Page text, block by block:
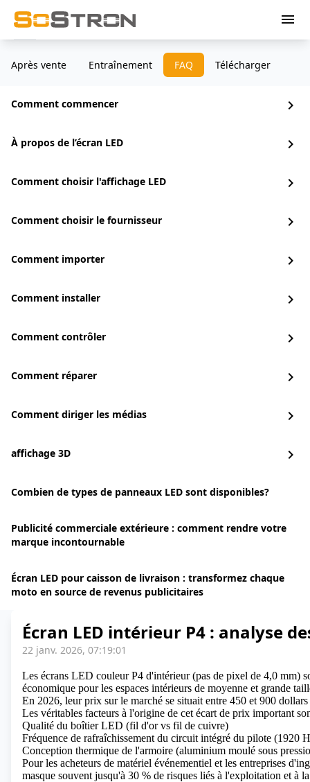
menu
Après vente Entraînement FAQ Télécharger
Comment commencer chevron_right
À propos de l’écran LED chevron_right
Comment choisir l'affichage LED chevron_right
Comment choisir le fournisseur chevron_right
Comment importer chevron_right
Comment installer chevron_right
Comment contrôler chevron_right
Comment réparer chevron_right
Comment diriger les médias chevron_right
affichage 3D chevron_right
Combien de types de panneaux LED sont disponibles?
Publicité commerciale extérieure : comment rendre votre
marque incontournable
Écran LED pour caisson de livraison : transformez chaque
moto en source de revenus publicitaires
Écran LED intérieur P4 : analyse
22 janv. 2026, 07:19:01
Les écrans LED couleur P4 d'intérieur (pas de pixel de 4,0 mm)
économique pour les espaces intérieurs de moyenne et grande
En 2026, leur prix sur le marché se situait entre 450 et 900 dollars
Les véritables facteurs à l'origine de cet écart de prix important
Qualité du boîtier LED (fil d'or vs fil de cuivre)
Fréquence de rafraîchissement du circuit intégré du pilote (1920
Conception thermique de l'armoire (aluminium moulé sous
Pour les acheteurs de matériel événementiel et les entreprises
masque souvent jusqu'à 30 % de risques liés à l'exploitation et à